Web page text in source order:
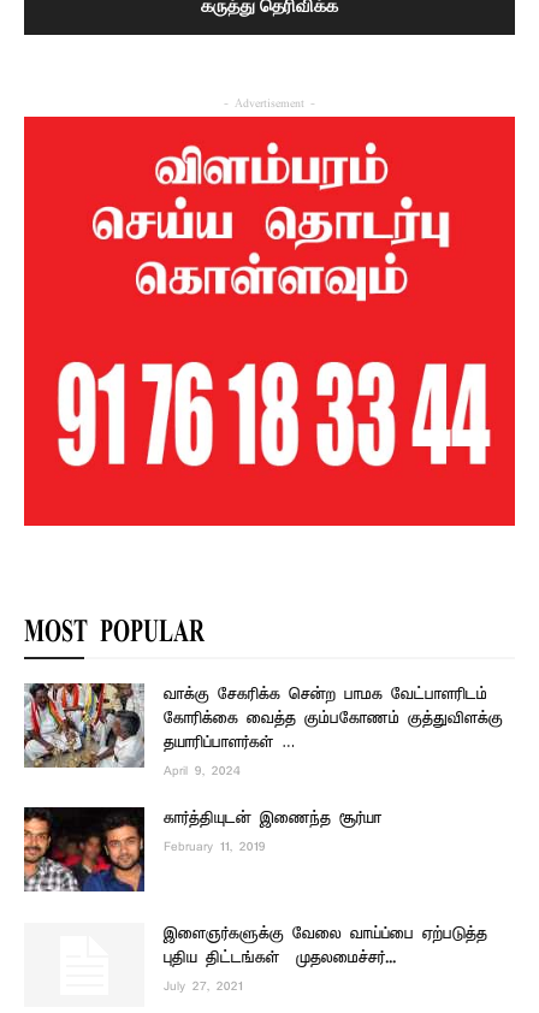
- Advertisement -
MOST POPULAR
வாக்கு சேகரிக்க சென்ற பாமக வேட்பாளரிடம்
கோரிக்கை வைத்த கும்பகோணம் குத்துவிளக்கு
தயாரிப்பாளர்கள் …
April 9, 2024
கார்த்தியுடன் இணைந்த சூர்யா
February 11, 2019
இளைஞர்களுக்கு வேலை வாய்ப்பை ஏற்படுத்த
புதிய திட்டங்கள் – முதலமைச்சர்...
July 27, 2021